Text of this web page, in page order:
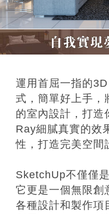
運用首屈一指的
式，簡單好上手，
的室內設計，打造
Ray細膩真實的效
性，打造完美空間
SketchUp不僅僅
它更是一個無限創
各種設計和製作項